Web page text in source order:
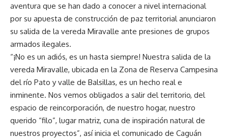
aventura que se han dado a conocer a nivel internacional
por su apuesta de construcción de paz territorial anunciaron
su salida de la vereda Miravalle ante presiones de grupos
armados ilegales.
“¡No es un adiós, es un hasta siempre! Nuestra salida de la
vereda Miravalle, ubicada en la Zona de Reserva Campesina
del río Pato y valle de Balsillas, es un hecho real e
inminente. Nos vemos obligados a salir del territorio, del
espacio de reincorporación, de nuestro hogar, nuestro
querido “filo”, lugar matriz, cuna de inspiración natural de
nuestros proyectos”, así inicia el comunicado de Caguán